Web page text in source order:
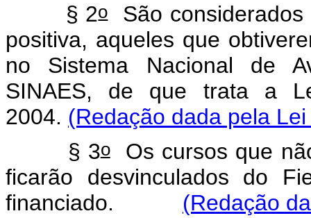
§ 2oSão considerados
positiva, aqueles que
no Sistema Nacional de
SINAES, de que trata a
2004. (Redação dada pela
§ 3oOs cursos que
ficarão desvinculados do
financiado. (Redação